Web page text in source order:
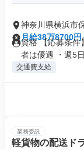
神奈川県横浜市
月給38万8700
資格 【応募条件
者は優遇 ・週5
交通費支給
業務委託
軽貨物の配送ド